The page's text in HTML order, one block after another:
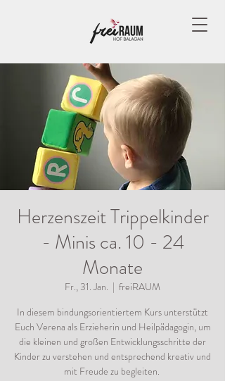
Herzenszeit Trippelkinder
- Minis ca. 10 - 24
Monate
Fr., 31. Jan.
  |
freiRAUM
In diesem bindungsorientiertem Kurs unterstützt
Euch Verena als Erzieherin und Heilpädagogin, um
die kleinen und großen Entwicklungsschritte der
Kinder zu verstehen und entsprechend kreativ und
mit Freude zu begleiten.